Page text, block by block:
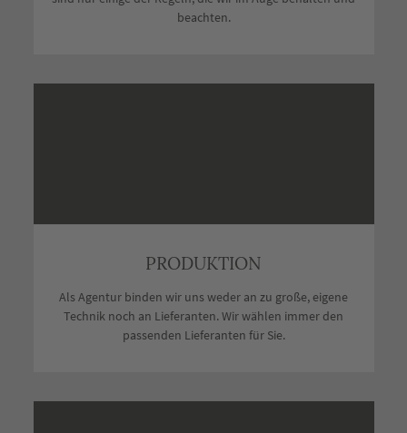
beachten.
PRODUKTION
Als Agentur binden wir uns weder an zu große, eigene
Technik noch an Lieferanten. Wir wählen immer den
passenden Lieferanten für Sie.